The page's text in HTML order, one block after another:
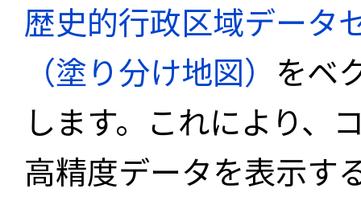
歴史的行政区域データ
（塗り分け地図） をベ
します。これにより、
高精度データを表示す